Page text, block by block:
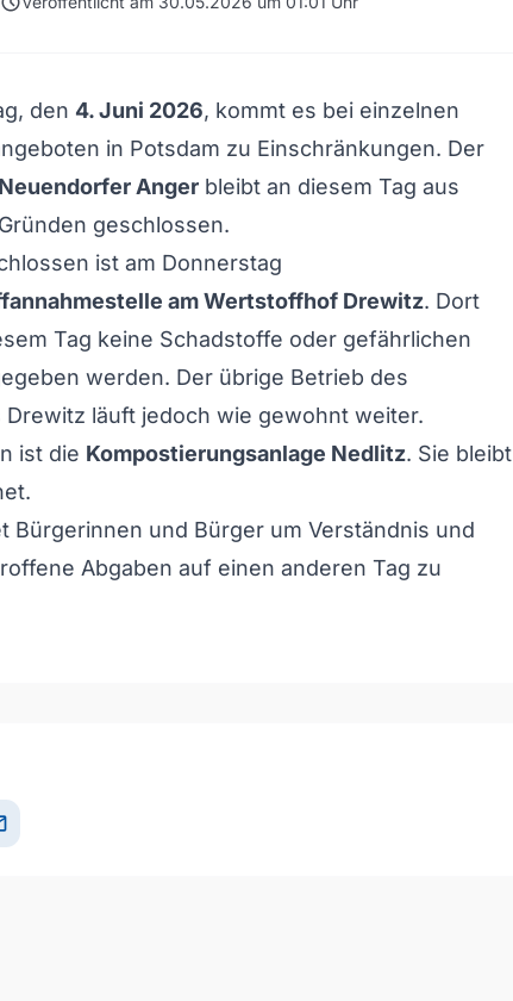
den 4. Juni 2026, kommt es bei einzelnen
in Potsdam zu Einschränkungen. Der
Anger bleibt an diesem Tag aus
geschlossen.
ist am Donnerstag
am Wertstoffhof Drewitz. Dort
Tag keine Schadstoffe oder gefährlichen
werden. Der übrige Betrieb des
läuft jedoch wie gewohnt weiter.
ist die Kompostierungsanlage Nedlitz. Sie bleibt
Bürgerinnen und Bürger um Verständnis und
Abgaben auf einen anderen Tag zu